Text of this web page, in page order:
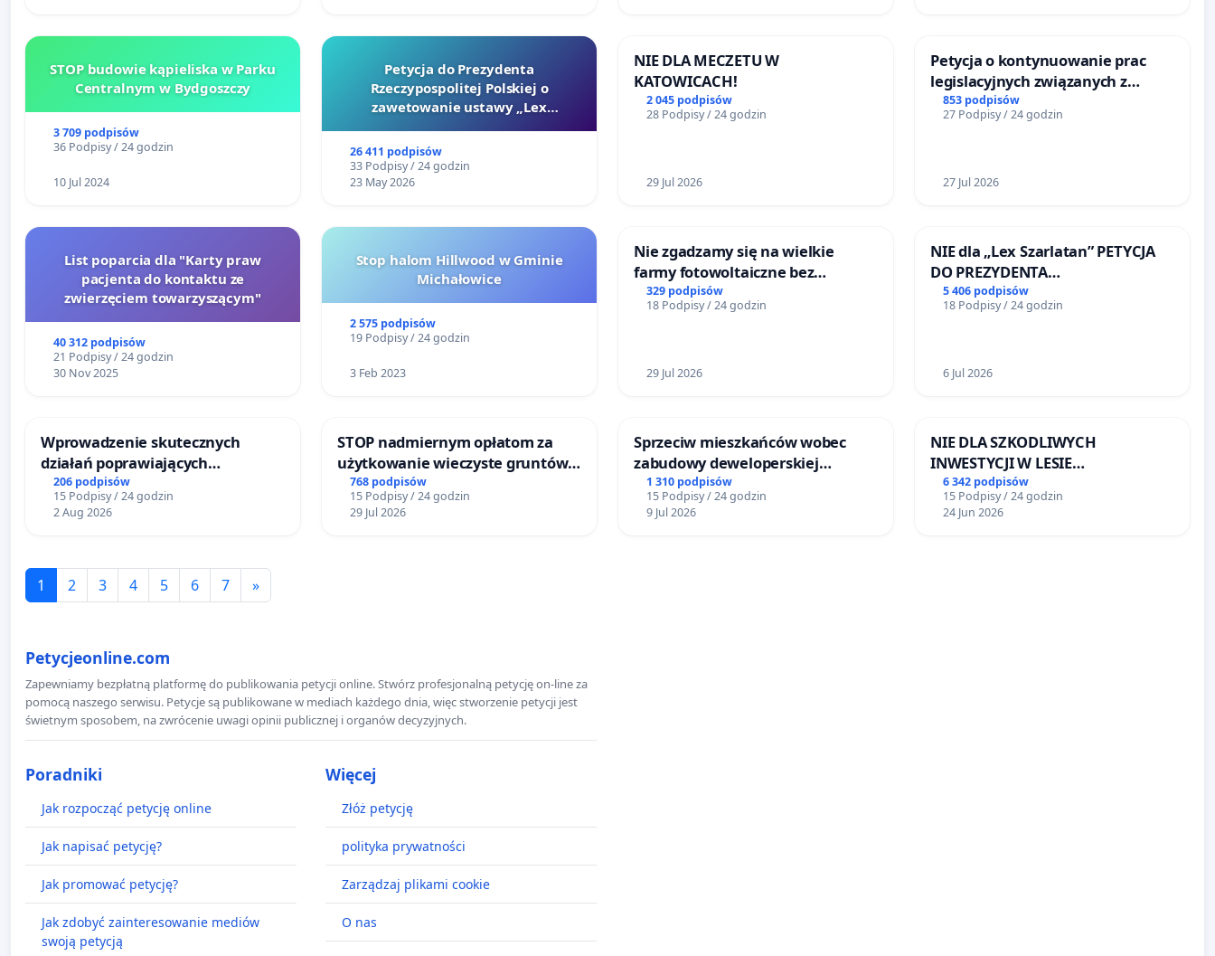
STOP budowie kąpieliska w Parku
Centralnym w Bydgoszczy
3 709 podpisów
36 Podpisy / 24 godzin
10 Jul 2024
Petycja do Prezydenta
Rzeczypospolitej Polskiej o
zawetowanie ustawy „Lex
26 411 podpisów
33 Podpisy / 24 godzin
23 May 2026
NIE DLA MECZETU W
KATOWICACH!
2 045 podpisów
28 Podpisy / 24 godzin
29 Jul 2026
Petycja o kontynuowanie prac
legislacyjnych związanych z
reformą prawa rodzinnego
853 podpisów
27 Podpisy / 24 godzin
27 Jul 2026
List poparcia dla "Karty praw
pacjenta do kontaktu ze
zwierzęciem towarzyszącym"
40 312 podpisów
21 Podpisy / 24 godzin
30 Nov 2025
Stop halom Hillwood w Gminie
Michałowice
2 575 podpisów
19 Podpisy / 24 godzin
3 Feb 2023
Nie zgadzamy się na wielkie
farmy fotowoltaiczne bez
rzetelnych analiz i akceptacji
mieszkańców
329 podpisów
18 Podpisy / 24 godzin
29 Jul 2026
NIE dla „Lex Szarlatan” PETYCJA
DO PREZYDENTA
RZECZYPOSPOLITEJ POLSKIEJ
5 406 podpisów
18 Podpisy / 24 godzin
6 Jul 2026
Wprowadzenie skutecznych
działań poprawiających
bezpieczeństwo na ulicy
Żeromskiego w Otwocku
206 podpisów
15 Podpisy / 24 godzin
2 Aug 2026
STOP nadmiernym opłatom za
użytkowanie wieczyste gruntów
zajmowanych przez rodzinne
ogrody działkowe.
768 podpisów
15 Podpisy / 24 godzin
29 Jul 2026
Sprzeciw mieszkańców wobec
zabudowy deweloperskiej
terenow zielonych w rejonie
Bulwarów Straceńskich w Bielsku-
Białej
1 310 podpisów
15 Podpisy / 24 godzin
9 Jul 2026
NIE DLA SZKODLIWYCH
INWESTYCJI W LESIE
ŁAGIEWNICKIM I ARTURÓWKU
6 342 podpisów
15 Podpisy / 24 godzin
24 Jun 2026
1 2 3 4 5 6 7 »
Petycjeonline.com
Zapewniamy bezpłatną platformę do publikowania petycji online. Stwórz profesjonalną petycję on-line za
pomocą naszego serwisu. Petycje są publikowane w mediach każdego dnia, więc stworzenie petycji jest
świetnym sposobem, na zwrócenie uwagi opinii publicznej i organów decyzyjnych.
Poradniki
Jak rozpocząć petycję online
Jak napisać petycję?
Jak promować petycję?
Jak zdobyć zainteresowanie mediów
swoją petycją
Więcej
Złóż petycję
polityka prywatności
Zarządzaj plikami cookie
O nas